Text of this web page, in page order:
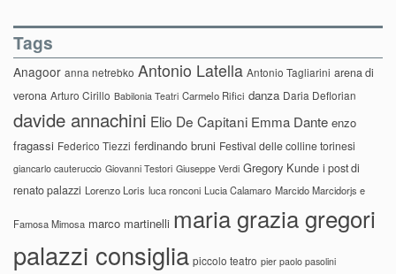
Tags
Anagoor anna netrebko Antonio Latella Antonio Tagliarini arena di
verona Arturo Cirillo Babilonia Teatri Carmelo Rifici danza Daria Deflorian
davide annachini Elio De Capitani Emma Dante enzo
fragassi Federico Tiezzi ferdinando bruni Festival delle colline torinesi
giancarlo cauteruccio Giovanni Testori Giuseppe Verdi Gregory Kunde i post di
renato palazzi Lorenzo Loris luca ronconi Lucia Calamaro Marcido Marcidorjs e
Famosa Mimosa marco martinelli maria grazia gregori
palazzi consiglia piccolo teatro pier paolo pasolini